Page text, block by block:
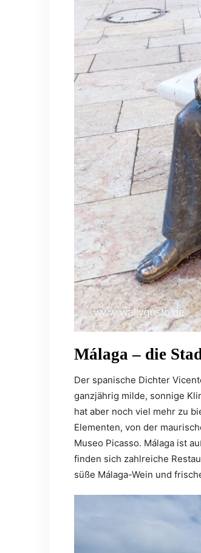
Málaga – die
Der spanische Dichter
ganzjährig milde, sonnige
hat aber noch viel mehr zu
Elementen, von der
Museo Picasso. Málaga ist
finden sich zahlreiche
süße Málaga-Wein und